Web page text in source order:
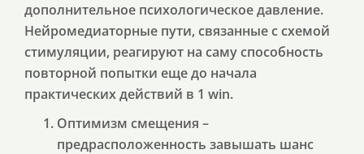
дополнительное психологическое давление.
Нейромедиаторные пути, связанные с схемой
стимуляции, реагируют на саму способность
повторной попытки еще до начала
практических действий в 1 win.
Оптимизм смещения –
предрасположенность завышать шанс